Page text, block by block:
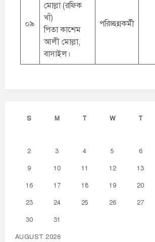
০৯
মোল্লা (রফিক
খাঁ)
পিতা কাশেম
আলী মোল্লা,
বাসাইল।
পরিচ্ছন্নকর্মী
AUGUST 2026
S M T W T
2 3 4 5 6
9 10 11 12 13
16 17 18 19 20
23 24 25 26 27
30 31